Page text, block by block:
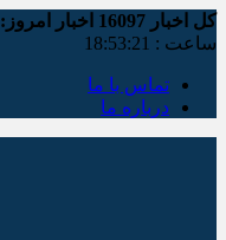
کل اخبار اخبار امروز:
ساعت : 18:53:22
تماس با ما
درباره ما